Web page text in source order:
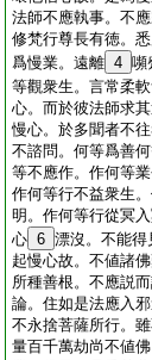
法師不應執事。不
修梵行尊長有徳。
爲慢業。遠離 4 嚬
等觀衆生。言常柔
心。而於彼法師求
慢心。於多聞者不
不諮問。何等爲善
等不應作。作何等
作何等行不益衆生
明。作何等行從冥
心 6 漂沒。不能得
起慢心故。不値諸
所種善根。不應説
論。住如是法應入
不永捨菩薩所行。
量百千萬劫尚不値